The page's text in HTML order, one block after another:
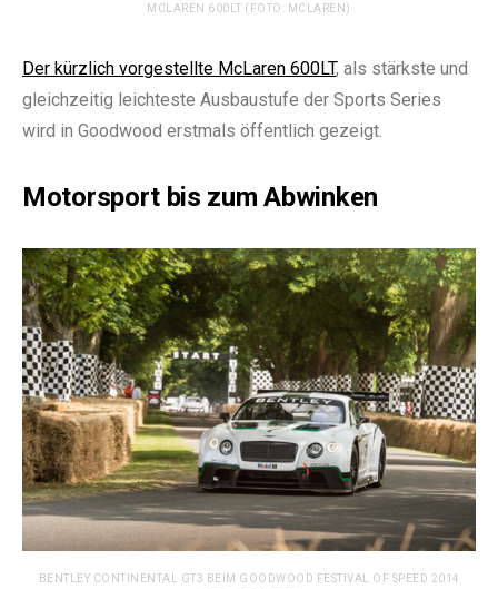
MCLAREN 600LT (FOTO: MCLAREN)
Der kürzlich vorgestellte McLaren 600LT, als stärkste und
gleichzeitig leichteste Ausbaustufe der Sports Series
wird in Goodwood erstmals öffentlich gezeigt.
Motorsport bis zum Abwinken
BENTLEY CONTINENTAL GT3 BEIM GOODWOOD FESTIVAL OF SPEED 2014